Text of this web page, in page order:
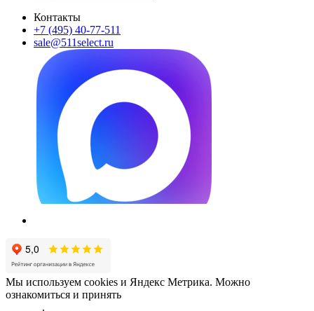
Контакты
+7 (495) 40-77-511
sale@511select.ru
Мы используем cookies и Яндекс Метрика. Можно
ознакомиться и принять
.